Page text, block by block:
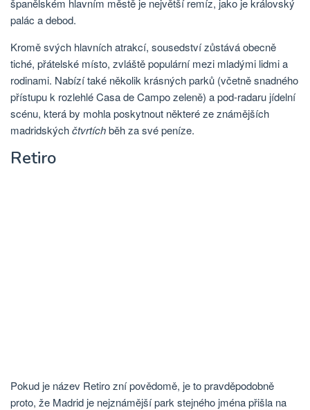
španělském hlavním městě je největší remíz, jako je královský
palác a debod.
Kromě svých hlavních atrakcí, sousedství zůstává obecně
tiché, přátelské místo, zvláště populární mezi mladými lidmi a
rodinami. Nabízí také několik krásných parků (včetně snadného
přístupu k rozlehlé Casa de Campo zeleně) a pod-radaru jídelní
scénu, která by mohla poskytnout některé ze známějších
madridskýchčtvrtíchběh za své peníze.
Retiro
Pokud je název Retiro zní povědomě, je to pravděpodobně
proto, že Madrid je nejznámější park stejného jména přišla na